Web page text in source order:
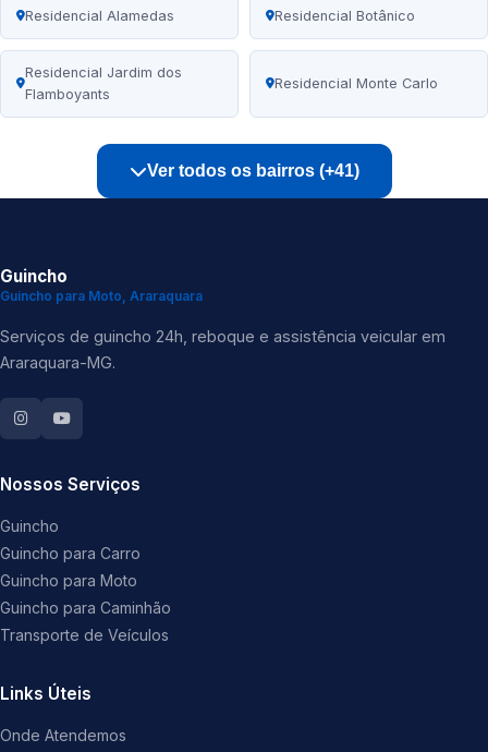
Residencial Alamedas Residencial Botânico
Residencial Jardim dos
Flamboyants
Residencial Monte Carlo
Ver todos os bairros (+41)
Guincho
Guincho para Moto, Araraquara
Serviços de guincho 24h, reboque e assistência veicular em
Araraquara-MG.
Nossos Serviços
Guincho
Guincho para Carro
Guincho para Moto
Guincho para Caminhão
Transporte de Veículos
Links Úteis
Onde Atendemos